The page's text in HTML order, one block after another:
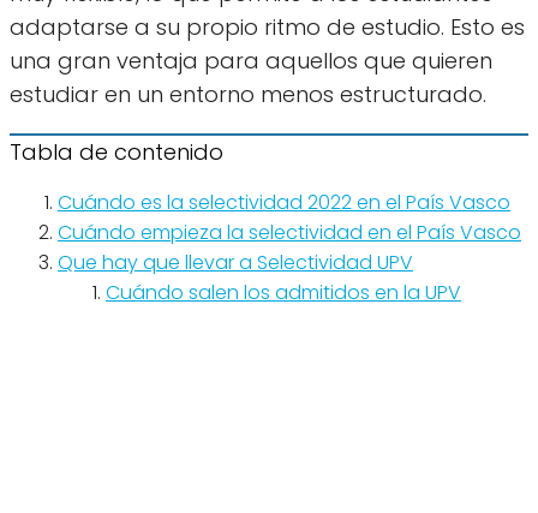
adaptarse a su propio ritmo de estudio. Esto es
una gran ventaja para aquellos que quieren
estudiar en un entorno menos estructurado.
Tabla de contenido
Cuándo es la selectividad 2022 en el País Vasco
Cuándo empieza la selectividad en el País Vasco
Que hay que llevar a Selectividad UPV
Cuándo salen los admitidos en la UPV